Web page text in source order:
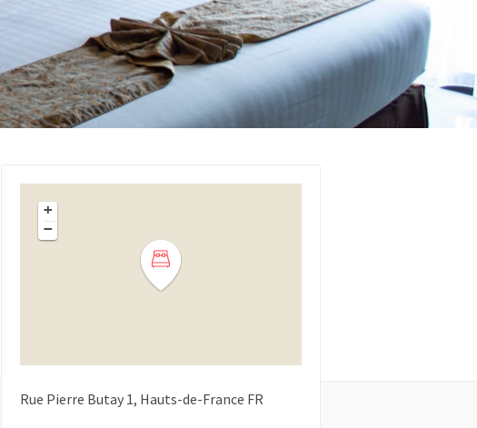
+
−
Rue Pierre Butay 1 Hauts-de-France FR